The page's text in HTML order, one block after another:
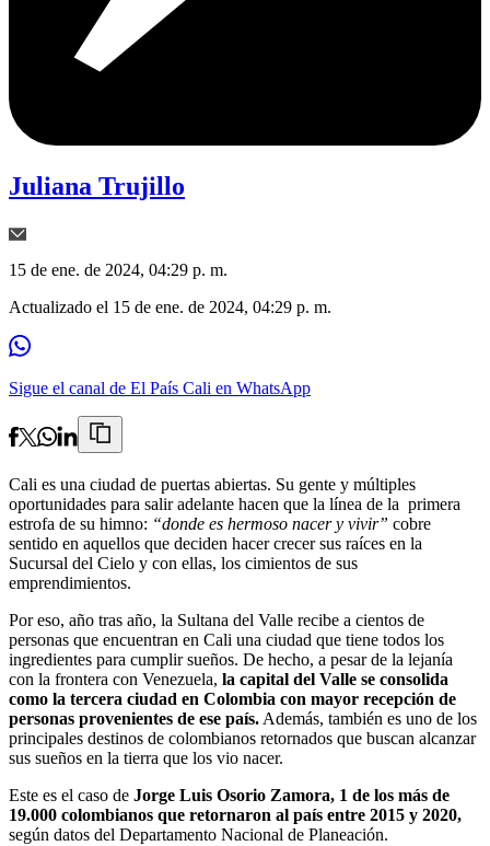
Juliana Trujillo
15 de ene. de 2024, 04:29 p. m.
Actualizado el 15 de ene. de 2024, 04:29 p. m.
Sigue el canal de El País Cali en WhatsApp
Cali es una ciudad de puertas abiertas. Su gente y múltiples
oportunidades para salir adelante hacen que la línea de la primera
estrofa de su himno: “donde es hermoso nacer y vivir” cobre
sentido en aquellos que deciden hacer crecer sus raíces en la
Sucursal del Cielo y con ellas, los cimientos de sus
emprendimientos.
Por eso, año tras año, la Sultana del Valle recibe a cientos de
personas que encuentran en Cali una ciudad que tiene todos los
ingredientes para cumplir sueños. De hecho, a pesar de la lejanía
con la frontera con Venezuela, la capital del Valle se consolida
como la tercera ciudad en Colombia con mayor recepción de
personas provenientes de ese país.Además, también es uno de los
principales destinos de colombianos retornados que buscan alcanzar
sus sueños en la tierra que los vio nacer.
Este es el caso de Jorge Luis Osorio Zamora, 1 de los más de
19.000 colombianos que retornaron al país entre 2015 y 2020,
según datos del Departamento Nacional de Planeación.